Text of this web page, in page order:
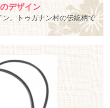
デザイン
。トゥガナン村の伝統柄で